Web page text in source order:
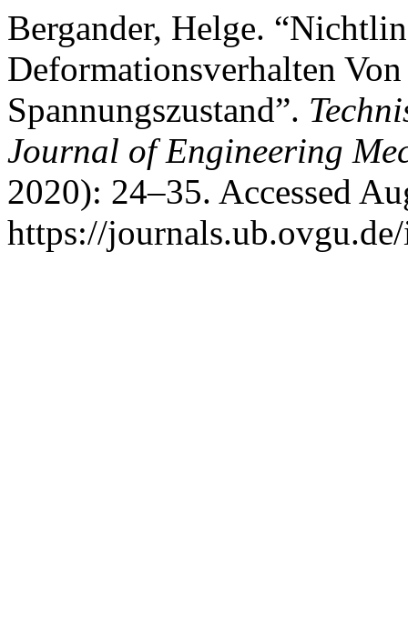
Bergander, Helge.
Deformationsverhalten
Spannungszustand”.
Journal of Engineering
2020): 24–35. Accessed
https://